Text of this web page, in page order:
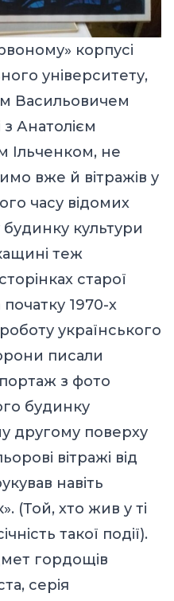
корпусі
університету,
Васильовичем
з Анатолієм
Ільченком, не
вже й вітражів у
часу відомих
будинку культури
теж
старої
1970-х
українського
писали
з фото
будинку
другому поверху
вітражі від
навіть
(Той, хто жив у ті
такої події).
гордощів
серія